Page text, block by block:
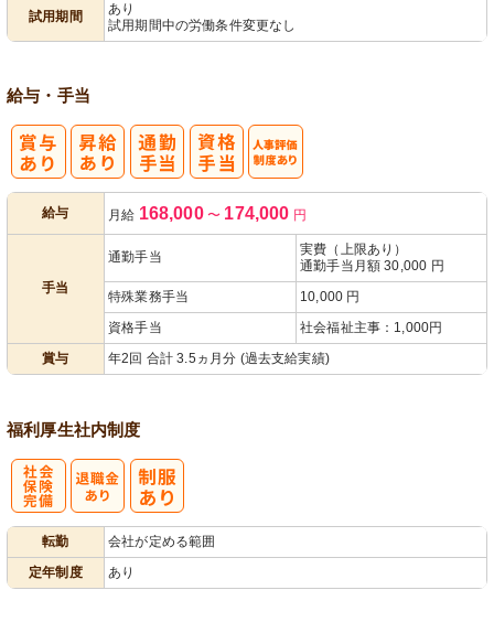
試用期間
あり
試用期間中の労働条件変更なし
給与・手当
給与 月給 168,000 〜 174,000 円
手当
通勤手当
実費（上限あり）
通勤手当月額 30,000 円
特殊業務手当
10,000 円
資格手当
社会福祉主事：1,000円
賞与
年2回 合計 3.5ヵ月分 (過去支給実績)
福利厚生社内制度
転勤
会社が定める範囲
定年制度
あり